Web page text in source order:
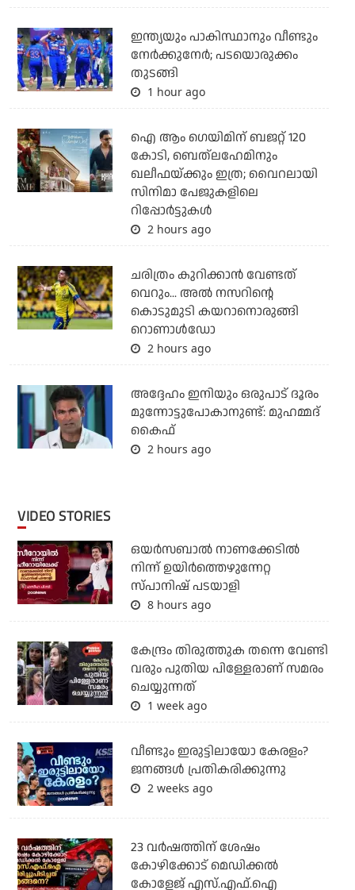
ഇന്ത്യയും പാകിസ്ഥാനും വീണ്ടും
നേര്‍ക്കുനേര്‍; പടയൊരുക്കം
തുടങ്ങി
1 hour ago
ഐ ആം ഗെയിമിന് ബജറ്റ് 120
കോടി, ബെത്‌ലഹേമിനും
ഖലീഫയ്ക്കും ഇത്ര; വൈറലായി
സിനിമാ പേജുകളിലെ
റിപ്പോര്‍ട്ടുകള്‍
2 hours ago
ചരിത്രം കുറിക്കാന്‍ വേണ്ടത്
വെറും... അല്‍ നസറിന്റെ
കൊടുമുടി കയറാനൊരുങ്ങി
റൊണാള്‍ഡോ
2 hours ago
അദ്ദേഹം ഇനിയും ഒരുപാട് ദൂരം
മുന്നോട്ടുപോകാനുണ്ട്: മുഹമ്മദ്
കൈഫ്
2 hours ago
VIDEO STORIES
ഒയര്‍സബാൽ നാണക്കേടിൽ
നിന്ന് ഉയിർത്തെഴുന്നേറ്റ
സ്പാനിഷ് പടയാളി
8 hours ago
കേന്ദ്രം തിരുത്തുക തന്നെ വേണ്ടി
വരും പുതിയ പിള്ളേരാണ് സമരം
ചെയ്യുന്നത്
1 week ago
വീണ്ടും ഇരുട്ടിലായോ കേരളം?
ജനങ്ങൾ പ്രതികരിക്കുന്നു
2 weeks ago
23 വർഷത്തിന് ശേഷം
കോഴിക്കോട് മെഡിക്കൽ
കോളേജ് എസ്.എഫ്.ഐ